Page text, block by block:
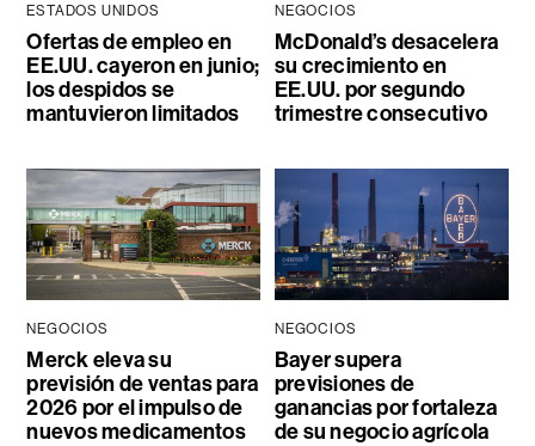
ESTADOS UNIDOS
Ofertas de empleo en
EE.UU. cayeron en junio;
los despidos se
mantuvieron limitados
NEGOCIOS
McDonald’s desacelera
su crecimiento en
EE.UU. por segundo
trimestre consecutivo
NEGOCIOS
Merck eleva su
previsión de ventas para
2026 por el impulso de
nuevos medicamentos
NEGOCIOS
Bayer supera
previsiones de
ganancias por fortaleza
de su negocio agrícola